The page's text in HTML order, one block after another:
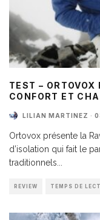
TEST –
CONFORT ET
LILIAN MARTINEZ ·
Ortovox présente la
d’isolation qui fait le
traditionnels...
REVIEW TEMPS DE